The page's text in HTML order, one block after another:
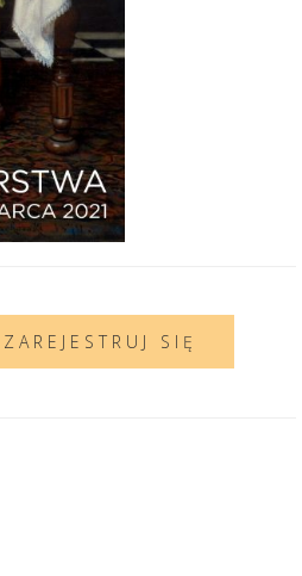
ZAREJESTRUJ SIĘ